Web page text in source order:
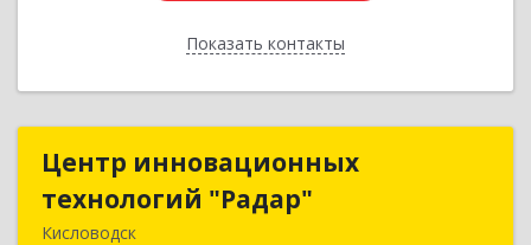
Показать контакты
Назад
Центр инновационных
технологий "Радар"
Кисловодск
Центр инновационных
технологий "Радар"